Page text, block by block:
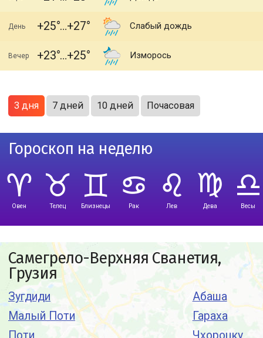
День +25 +27 Слабый дождь
Вечер +23 +25 Изморось
3 дня 7 дней 10 дней Почасовая
Гороскоп на неделю
Овен Телец Близнецы Рак Лев Дева Весы
Самегрело-Верхняя Сванетия,
Грузия
Зугдиди
Малый Поти
Абаша
Гараха